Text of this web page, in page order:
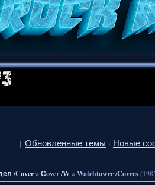
[ Обновленные темы · Новые
/Cover»Сover /W»Watchtower /Covers